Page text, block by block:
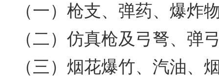
（一）枪支、弹药、爆炸
（二）仿真枪及弓弩、弹
（三）烟花爆竹、汽油、